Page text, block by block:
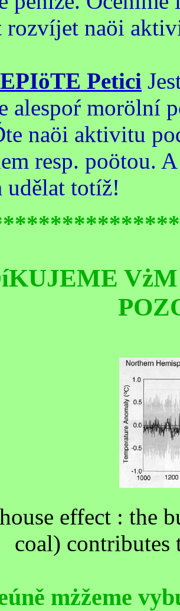
rozvíjet naöi
Petici
alespoŕ morölní
naöi aktivitu
resp. poötou.
udělat totíž!
effect : the
coal) contributes
mżžeme